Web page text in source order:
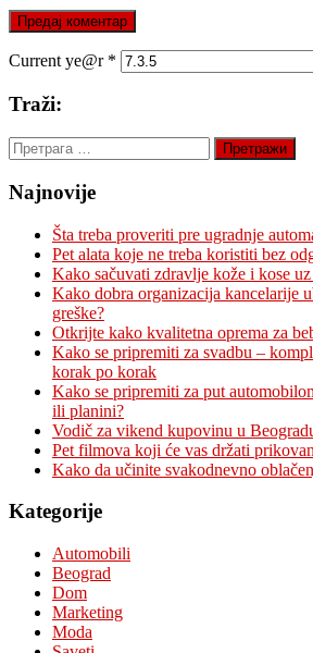
Current ye@r *
Traži:
Претрага
за:
Najnovije
Šta treba proveriti pre ugradnje
Pet alata koje ne treba koristiti bez
Kako sačuvati zdravlje kože i kose
Kako dobra organizacija kancelarije
greške?
Otkrijte kako kvalitetna oprema za
Kako se pripremiti za svadbu –
korak po korak
Kako se pripremiti za put
ili planini?
Vodič za vikend kupovinu u
Pet filmova koji će vas držati
Kako da učinite svakodnevno
Kategorije
Automobili
Beograd
Dom
Marketing
Moda